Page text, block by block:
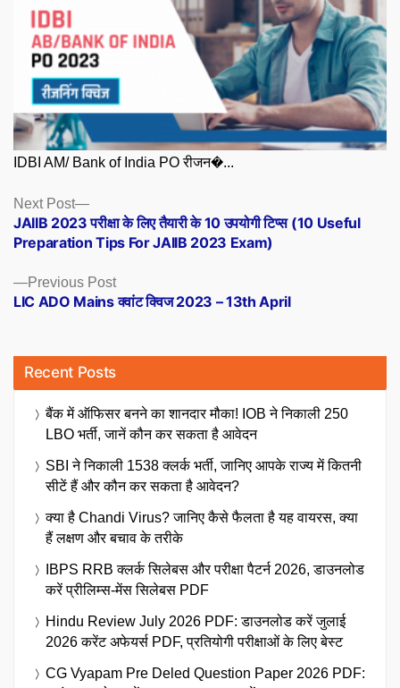
IDBI AM/ Bank of India PO रीजन�...
Posts
navigation
Previous PostPrevious
post:
LIC ADO Mains क्वांट क्विज 2023 – 13th April
Next Post
Next
post:
JAIIB 2023 परीक्षा के लिए तैयारी के 10 उपयोगी टिप्स (10 Useful
Preparation Tips For JAIIB 2023 Exam)
Recent Posts
बैंक में ऑफिसर बनने का शानदार मौका! IOB ने निकाली 250
LBO भर्ती, जानें कौन कर सकता है आवेदन
SBI ने निकाली 1538 क्लर्क भर्ती, जानिए आपके राज्य में कितनी
सीटें हैं और कौन कर सकता है आवेदन?
क्या है Chandi Virus? जानिए कैसे फैलता है यह वायरस, क्या
हैं लक्षण और बचाव के तरीके
IBPS RRB क्लर्क सिलेबस और परीक्षा पैटर्न 2026, डाउनलोड
करें प्रीलिम्स-मेंस सिलेबस PDF
Hindu Review July 2026 PDF: डाउनलोड करें जुलाई
2026 करेंट अफेयर्स PDF, प्रतियोगी परीक्षाओं के लिए बेस्ट
CG Vyapam Pre Deled Question Paper 2026 PDF: